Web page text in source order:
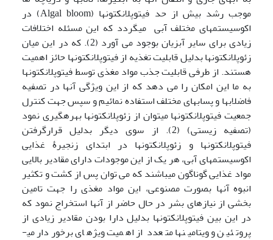
موجب رشد بیش از حد فیتوپلانکتون­ها (Algal bloom) در
اکوسیستم­های مختلف آبی می­گردد که این مسئله اختلافات
زیادی برای سایر آبزیان بوجود می آورد (2). که در این میان
زئوپلانکتون­ها بدلیل قابلیت تغذیه از فیتوپلانکتون­ها حائز اهمیت
هستند. از طرفی قابلیت جذب مواد مغذی توسط فیتوپلانکتون­ها
به ما این امکان را می دهد که از این ویژگی آنها در تصفیه
فاضلابها و پسابهای مختلف استفاده نمائیم و سپس جهت کنترل
جمعیت فیتوپلانکتونها میتوان از زئوپلانکتونها بهره­­گیری نمود
(تصفیه زیستی) (2). از سوی دیگر بدلیل قرارگرفتن
فیتوپلانکتونها و زئوپلانکتونها در ابتدای زنجیرۀ غذایی
اکوسیستم­های آبی، هر یک از این موجودات دارای مقادیر بالایی
مواد غذایی گوناگون می­باشند که می توان پس از کشت و تکثیر
انبوه آنها بصورت مصنوعی، این مواد مغذی را جهت تامین
بخشی از نیازهای بشر در حال حاضر از آنها استخراج نمود که
در این بین فیتوپلانکتونها بدلیل دارا بودن مقادیر زیادی از
پروتئین و ویتامینها متعدد از اهمیت ویژه­ای برخوردار می­